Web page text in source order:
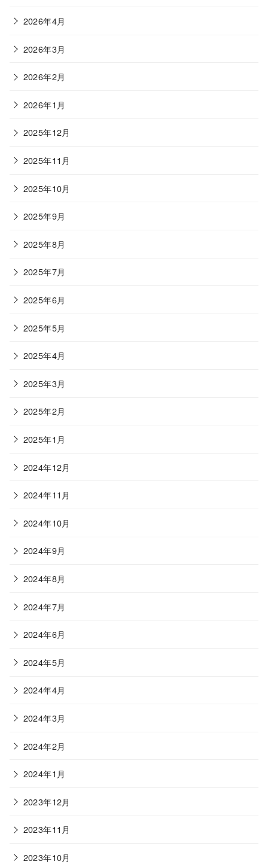
2026年4月
2026年3月
2026年2月
2026年1月
2025年12月
2025年11月
2025年10月
2025年9月
2025年8月
2025年7月
2025年6月
2025年5月
2025年4月
2025年3月
2025年2月
2025年1月
2024年12月
2024年11月
2024年10月
2024年9月
2024年8月
2024年7月
2024年6月
2024年5月
2024年4月
2024年3月
2024年2月
2024年1月
2023年12月
2023年11月
2023年10月